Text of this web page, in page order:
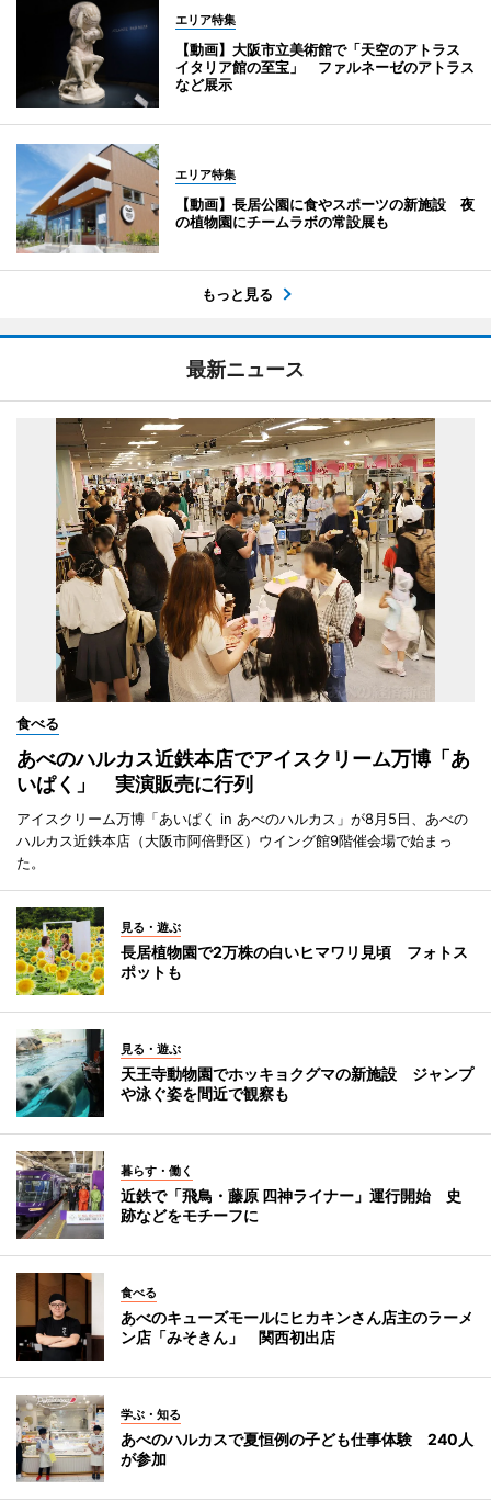
エリア特集
【動画】大阪市立美術館で「天空のアトラス
イタリア館の至宝」 ファルネーゼのアトラス
など展示
エリア特集
【動画】長居公園に食やスポーツの新施設 夜
の植物園にチームラボの常設展も
もっと見る
最新ニュース
食べる
あべのハルカス近鉄本店でアイスクリーム万博「あ
いぱく」 実演販売に行列
アイスクリーム万博「あいぱく in あべのハルカス」が8月5日、あべの
ハルカス近鉄本店（大阪市阿倍野区）ウイング館9階催会場で始まっ
た。
見る・遊ぶ
長居植物園で2万株の白いヒマワリ見頃 フォトス
ポットも
見る・遊ぶ
天王寺動物園でホッキョクグマの新施設 ジャンプ
や泳ぐ姿を間近で観察も
暮らす・働く
近鉄で「飛鳥・藤原 四神ライナー」運行開始 史
跡などをモチーフに
食べる
あべのキューズモールにヒカキンさん店主のラーメ
ン店「みそきん」 関西初出店
学ぶ・知る
あべのハルカスで夏恒例の子ども仕事体験 240人
が参加